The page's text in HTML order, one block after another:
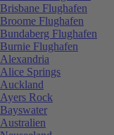
Brisbane Flughafen
Broome Flughafen
Bundaberg Flughafen
Burnie Flughafen
Alexandria
Alice Springs
Auckland
Ayers Rock
Bayswater
Australien